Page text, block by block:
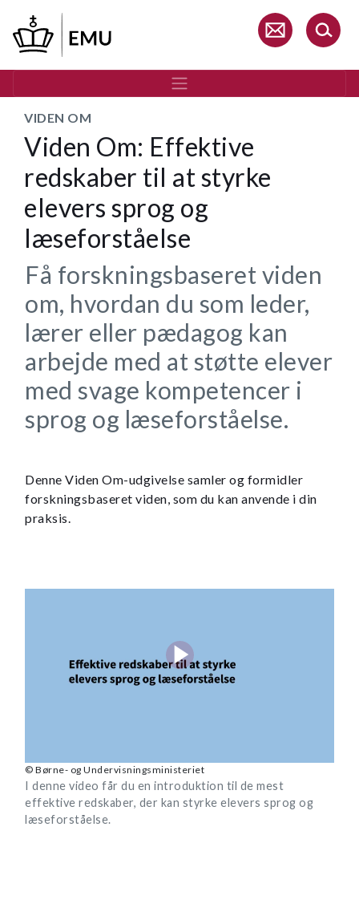
hovedindhold
VIDEN OM
Viden Om: Effektive
redskaber til at styrke
elevers sprog og
læseforståelse
Få forskningsbaseret viden
om, hvordan du som leder,
lærer eller pædagog kan
arbejde med at støtte elever
med svage kompetencer i
sprog og læseforståelse.
Denne Viden Om-udgivelse samler og formidler
forskningsbaseret viden, som du kan anvende i din
praksis.
© Børne- og Undervisningsministeriet
I denne video får du en introduktion til de mest
effektive redskaber, der kan styrke elevers sprog og
læseforståelse.